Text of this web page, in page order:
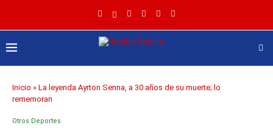
Inicio » La leyenda Ayrton Senna, a 30 años de su muerte; lo
rememoran
Otros Deportes